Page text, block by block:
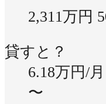
2,311万円
貸すと？
6.18万円/月
〜